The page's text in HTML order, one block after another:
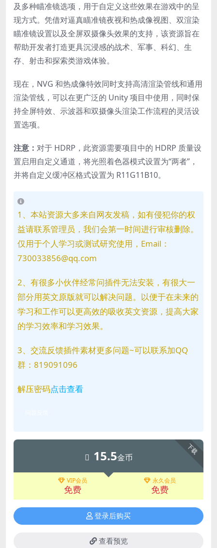
及多种瞄准镜选项，用于自定义这些效果在游戏中的呈
现方式。凭借对逼真瞄准镜夜视和热成像视图、双渲染
瞄准镜设置以及全屏双摄像头效果的支持，该资源旨在
帮助开发者打造更具沉浸感的战术、军事、科幻、生
存、射击和探索类游戏体验。
现在，NVG 和热成像特效同时支持高清渲染管线和通用
渲染管线，可以在更广泛的 Unity 项目中使用，同时保
持全屏特效、示波器和双摄像头渲染工作流程的灵活设
置选项。
注意： 对于 HDRP，此资源需要项目中的 HDRP 质量设
置启用自定义通道，将光照着色器模式设置为“两者”，
并将自定义缓冲区格式设置为 R11G11B10。
1、本站资源大多来自网友发稿，如有侵犯你的权
益请联系管理员，我们会第一时间进行审核删除。
仅用于个人学习或测试研究使用，Email：
730033856@qq.com
2、有很多小伙伴经常问插件无法安装，有很大一
部分用英文原版就可以解决问题。以便于在未来的
学习和工作可以更高效的吸收英文资源，提高大家
的学习效率和学习效果。
3、交流反馈插件素材更多问题~可以联系加QQ
群：819091096
解压密码点击查看
下载
15.5金币
VIP会员
免费
永久会员
免费
登录后购买
查看预览